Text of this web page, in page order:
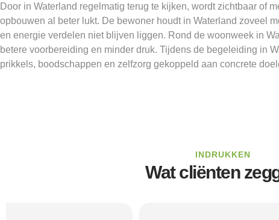
Door in Waterland regelmatig terug te kijken, wordt zichtbaar of
opbouwen al beter lukt. De bewoner houdt in Waterland zoveel
en energie verdelen niet blijven liggen. Rond de woonweek in
betere voorbereiding en minder druk. Tijdens de begeleiding in
prikkels, boodschappen en zelfzorg gekoppeld aan concrete
INDRUKKEN
Wat cliënten